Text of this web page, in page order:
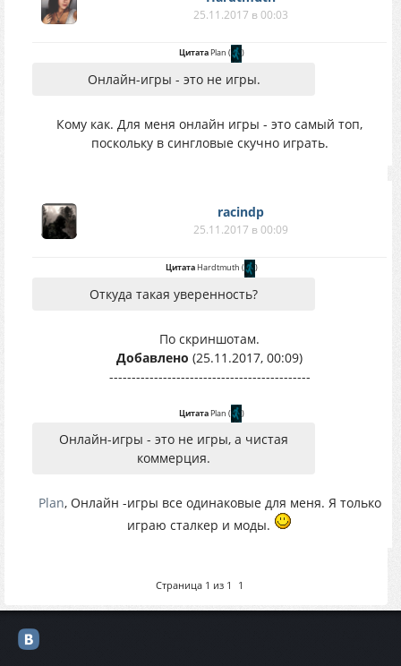
25.11.2017 в 00:03
ЦитатаPlan ( )
Онлайн-игры - это не игры.
Кому как. Для меня онлайн игры - это самый топ,
поскольку в сингловые скучно играть.
racindp
25.11.2017 в 00:09
ЦитатаHardtmuth ( )
Откуда такая уверенность?
По скриншотам.
Добавлено (25.11.2017, 00:09)
---------------------------------------------
ЦитатаPlan ( )
Онлайн-игры - это не игры, а чистая
коммерция.
Plan, Онлайн -игры все одинаковые для меня. Я только
играю сталкер и моды.
Страница 1 из 1 1